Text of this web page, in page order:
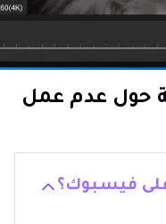
حول عدم عمل